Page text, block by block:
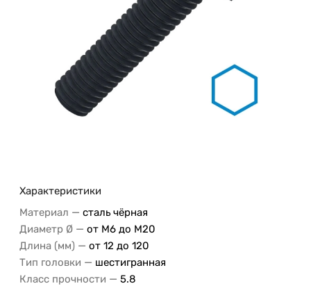
Характеристики
Материал — сталь чёрная
Диаметр Ø — от М6 до М20
Длина (мм) — от 12 до 120
Тип головки — шестигранная
Класс прочности — 5.8